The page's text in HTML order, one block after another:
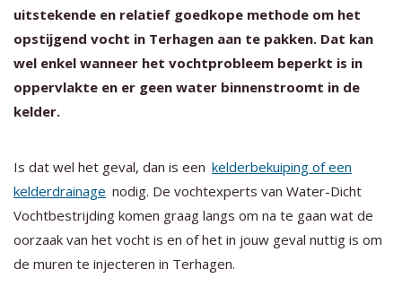
uitstekende en relatief goedkope methode om het
opstijgend vocht in Terhagen aan te pakken. Dat kan
wel enkel wanneer het vochtprobleem beperkt is in
oppervlakte en er geen water binnenstroomt in de
kelder.
Is dat wel het geval, dan is een kelderbekuiping of een
kelderdrainage nodig. De vochtexperts van Water-Dicht
Vochtbestrijding komen graag langs om na te gaan wat de
oorzaak van het vocht is en of het in jouw geval nuttig is om
de muren te injecteren in Terhagen.